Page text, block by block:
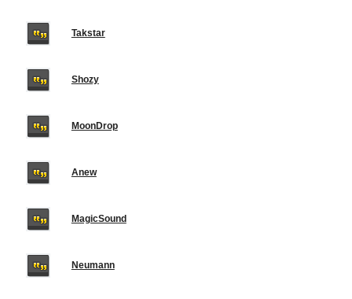
Takstar
Shozy
MoonDrop
Anew
MagicSound
Neumann